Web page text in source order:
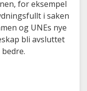
for eksempel
i saken
og UNEs nye
bli avsluttet